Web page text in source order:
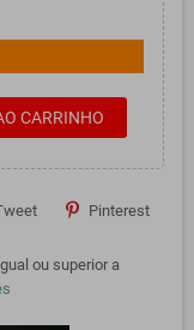
CARRINHO
Pinterest
ou superior a